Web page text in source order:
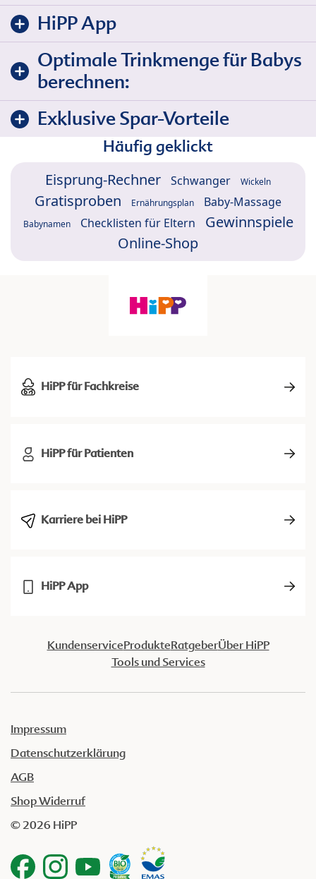
HiPP App
Optimale Trinkmenge für Babys
berechnen:
Exklusive Spar-Vorteile
Häufig geklickt
Eisprung-Rechner Schwanger Wickeln
Gratisproben Ernährungsplan Baby-Massage
Babynamen Checklisten für Eltern
Gewinnspiele
Online-Shop
HiPP für Fachkreise
HiPP für Patienten
Karriere bei HiPP
HiPP App
KundenserviceProdukteRatgeberÜber HiPP
Tools und Services
Impressum
Datenschutzerklärung
AGB
Shop Widerruf
© 2026 HiPP